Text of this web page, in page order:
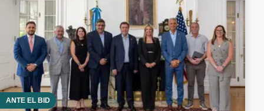
ANTE EL BID